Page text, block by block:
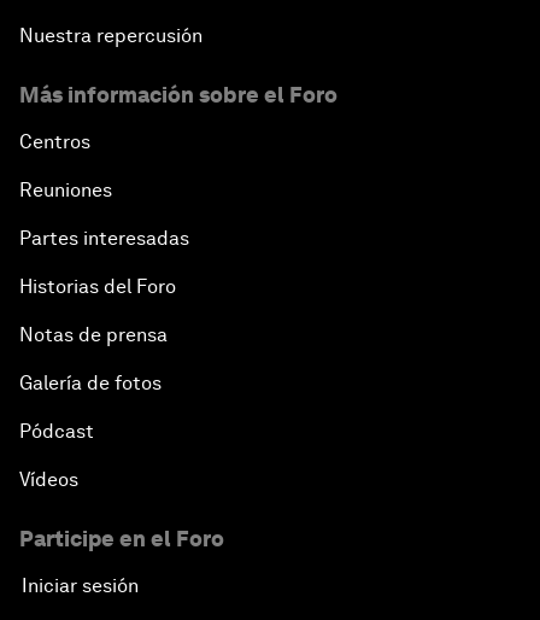
Nuestra repercusión
Más información sobre el Foro
Centros
Reuniones
Partes interesadas
Historias del Foro
Notas de prensa
Galería de fotos
Pódcast
Vídeos
Participe en el Foro
Iniciar sesión